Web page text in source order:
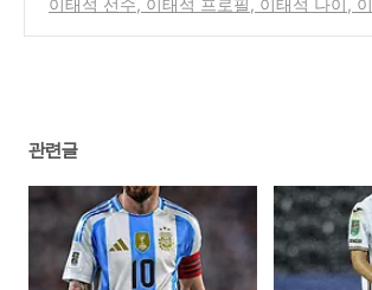
관련글